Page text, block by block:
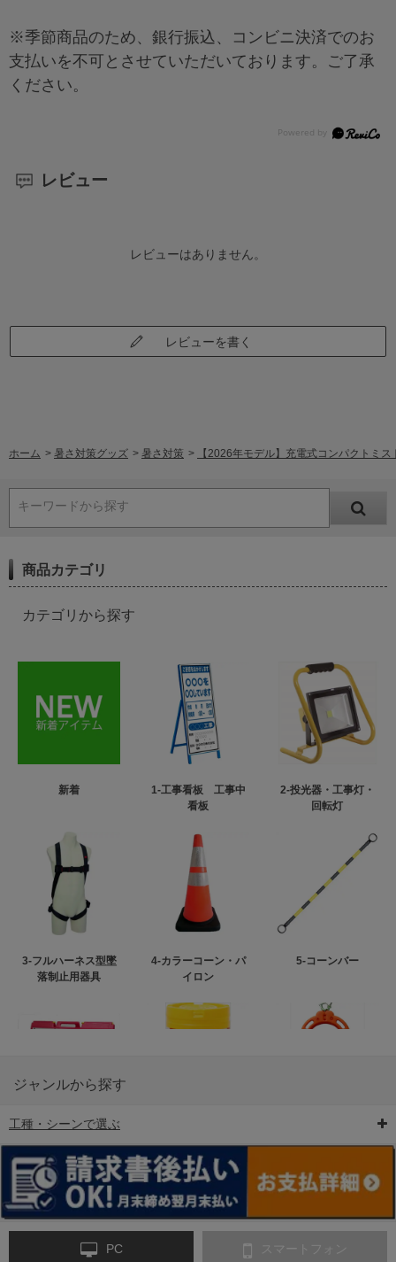
※季節商品のため、銀行振込、コンビニ決済でのお
支払いを不可とさせていただいております。ご了承
ください。
レビュー
レビューはありません。
レビューを書く
ホーム > 暑さ対策グッズ > 暑さ対策 > 【2026年モデル】充電式コンパクトミ
キーワードから探す
商品カテゴリ
カテゴリから探す
新着
1-工事看板 工事中
看板
2-投光器・工事灯・
回転灯
3-フルハーネス型墜
落制止用器具
4-カラーコーン・パ
イロン
5-コーンバー
6-矢印板/LED矢印板
ンス
ジャンルから探す
工種・シーンで選ぶ
PC スマートフォン